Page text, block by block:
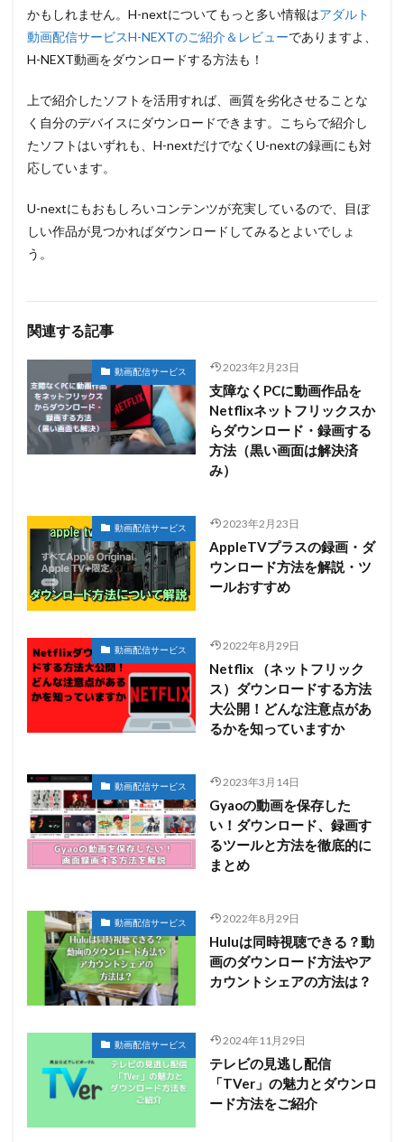
かもしれません。H-nextについてもっと多い情報はアダルト
動画配信サービスH-NEXTのご紹介＆レビューでありますよ、
H-NEXT動画をダウンロードする方法も！
上で紹介したソフトを活用すれば、画質を劣化させることな
く自分のデバイスにダウンロードできます。こちらで紹介し
たソフトはいずれも、H-nextだけでなくU-nextの録画にも対
応しています。
U-nextにもおもしろいコンテンツが充実しているので、目ぼ
しい作品が見つかればダウンロードしてみるとよいでしょ
う。
関連する記事
動画配信サービス 2023年2月23日
支障なくPCに動画作品を
Netflixネットフリックスか
らダウンロード・録画する
方法（黒い画面は解決済
み）
動画配信サービス 2023年2月23日
AppleTVプラスの録画・ダ
ウンロード方法を解説・ツ
ールおすすめ
動画配信サービス 2022年8月29日
Netflix （ネットフリック
ス）ダウンロードする方法
大公開！どんな注意点があ
るかを知っていますか
動画配信サービス 2023年3月14日
Gyaoの動画を保存した
い！ダウンロード、録画す
るツールと方法を徹底的に
まとめ
動画配信サービス 2022年8月29日
Huluは同時視聴できる？動
画のダウンロード方法やア
カウントシェアの方法は？
動画配信サービス 2024年11月29日
テレビの見逃し配信
「TVer」の魅力とダウンロ
ード方法をご紹介